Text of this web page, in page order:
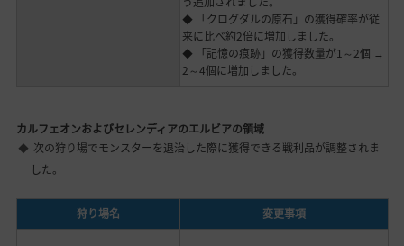
◆ 「クログダルの原石」の獲得確率が従
来に比べ約2倍に増加しました。
◆ 「記憶の痕跡」の獲得数量が1～2個 →
2～4個に増加しました。
カルフェオンおよびセレンディアのエルビアの領域
次の狩り場でモンスターを退治した際に獲得できる戦利品が調整されま
した。
狩り場名 変更事項